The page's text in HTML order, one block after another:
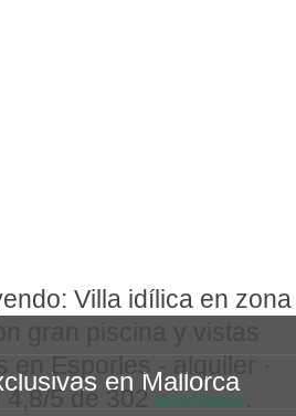
en Mallorca
Villa idílica en zona
en Esporles - alquiler ·
4,8/5 de 302 testimonios